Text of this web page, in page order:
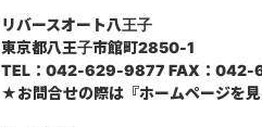
リバースオート八王子
東京都八王子市館町2850-1
TEL：042-629-9877 FAX：042-
★お問合せの際は『ホームページを